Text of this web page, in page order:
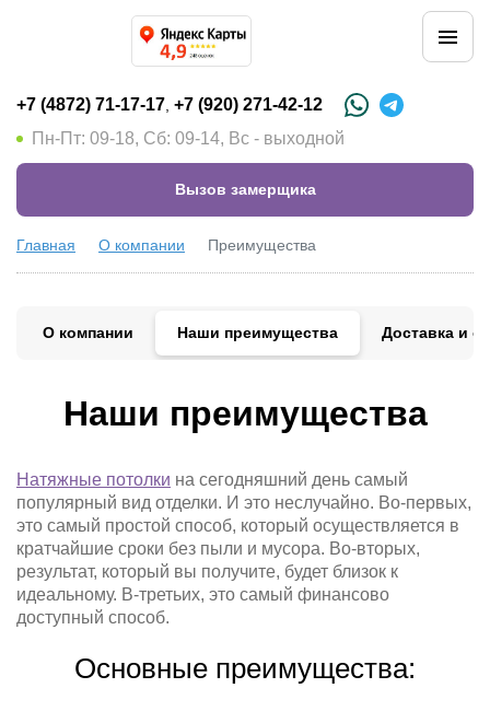
+7 (4872) 71-17-17 +7 (920) 271-42-12
Пн-Пт: 09-18, Сб: 09-14, Вс - выходной
Вызов замерщика
Главная О компании Преимущества
О компании Наши преимущества Доставка и
Наши преимущества
Натяжные потолки на сегодняшний день самый
популярный вид отделки. И это неслучайно. Во-первых,
это самый простой способ, который осуществляется в
кратчайшие сроки без пыли и мусора. Во-вторых,
результат, который вы получите, будет близок к
идеальному. В-третьих, это самый финансово
доступный способ.
Основные преимущества: